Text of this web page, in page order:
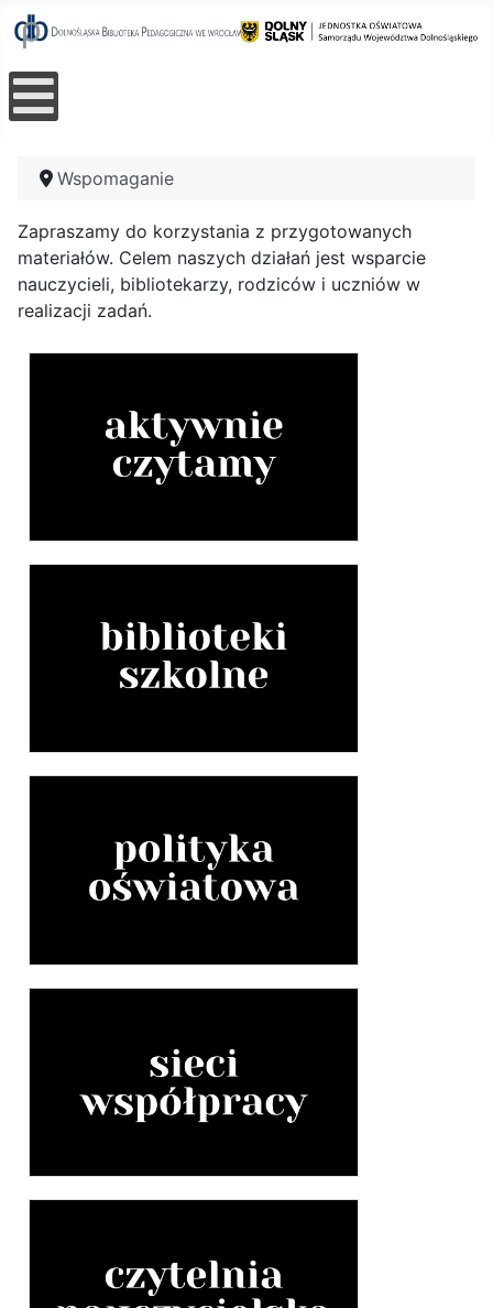
Wspomaganie
Zapraszamy do korzystania z przygotowanych
materiałów. Celem naszych działań jest wsparcie
nauczycieli, bibliotekarzy, rodziców i uczniów w
realizacji zadań.